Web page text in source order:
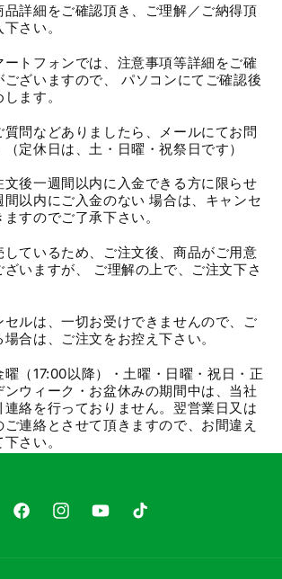
品詳細をご確認頂き、ご理解／ご納得頂
さい。
ートフォンでは、注意事項等詳細をご確
ざいますので、 パソコンにてご確認後
ます。
質問などありましたら、メールにてお問
定休日は、土・日曜・祝祭日です）
文後一週間以内に入金できる方に限らせ
以内にご入金のない 場合は、キャンセ
すのでご了承下さい。
しているため、ご注文後、商品がご用意
いますが、 ご理解の上で、ご注文下さ
セルは、一切お受けできませんので、ご
合は、ご注文をお控え下さい。
曜（17:00以降）・土曜・日曜・祝日・正
ンウィーク・お盆休みの期間中は、当社
連絡を行っておりません。翌営業日又は
連絡とさせて頂きますので、お間違え
さい。
FacebookInstagramYouTubeTikTok